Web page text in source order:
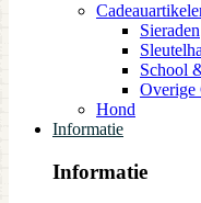
Sieraden
School
Overige
Hond
Informatie
Informatie